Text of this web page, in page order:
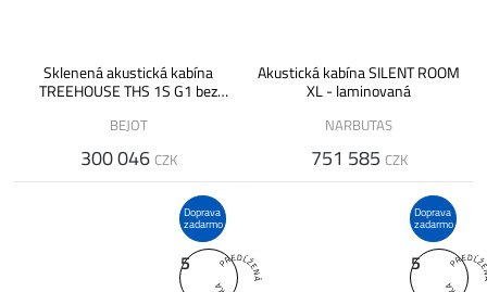
Sklenená akustická kabína
TREEHOUSE THS 1S G1 bez
BEJOT
300 046 CZK
Akustická kabína SILENT ROOM
XL - laminovaná
NARBUTAS
751 585 CZK
Doprava
zadarmo
5
Doprava
zadarmo
5